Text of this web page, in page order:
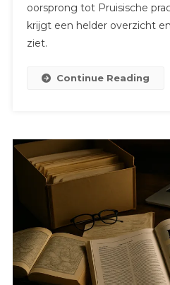
oorsprong tot Pruisische
krijgt een helder overzicht
ziet.
Continue Reading